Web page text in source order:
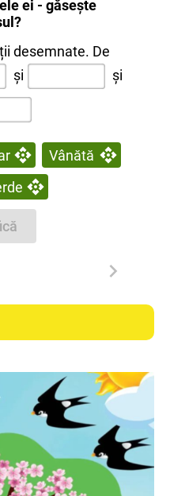
ei - găsește
desemnate. De
și și
Vânătă